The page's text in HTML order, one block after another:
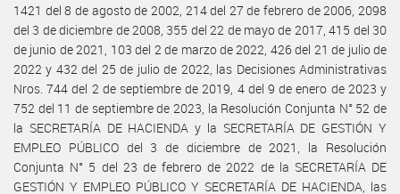
1421 del 8 de agosto de 2002, 214 del 27 de febrero de 2006, 2098
del 3 de diciembre de 2008, 355 del 22 de mayo de 2017, 415 del 30
de junio de 2021, 103 del 2 de marzo de 2022, 426 del 21 de julio de
2022 y 432 del 25 de julio de 2022, las Decisiones Administrativas
Nros. 744 del 2 de septiembre de 2019, 4 del 9 de enero de 2023 y
752 del 11 de septiembre de 2023, la Resolución Conjunta N° 52 de
la SECRETARÍA DE HACIENDA y la SECRETARÍA DE GESTIÓN Y
EMPLEO PÚBLICO del 3 de diciembre de 2021, la Resolución
Conjunta N° 5 del 23 de febrero de 2022 de la SECRETARÍA DE
GESTIÓN Y EMPLEO PÚBLICO Y SECRETARÍA DE HACIENDA, las